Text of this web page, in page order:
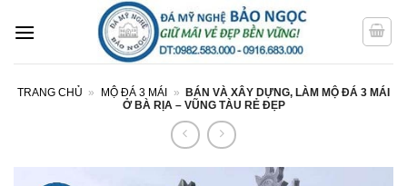
qua
TRANG CHỦ » MỘ ĐÁ 3 MÁI »
BÁN VÀ XÂY DỰNG, LÀM MỘ ĐÁ 3 MÁI
Ở BÀ RỊA – VŨNG TÀU RẺ ĐẸP